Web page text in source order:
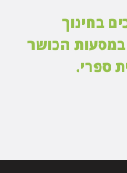
בחינוך
במסעות הכושר
ספרי.